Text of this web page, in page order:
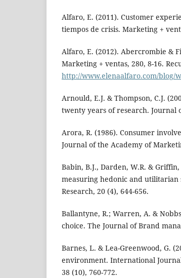
Alfaro, E. (2011). Customer
tiempos de crisis. Marketing +
Alfaro, E. (2012). Abercrombie &
Marketing + ventas, 280, 8-16.
http://www.elenaalfaro.com/blog/
Arnould, E.J. & Thompson, C.J.
twenty years of research. Journal
Arora, R. (1986). Consumer
Journal of the Academy of
Babin, B.J., Darden, W.R. &
measuring hedonic and utilitarian
Research, 20 (4), 644-656.
Ballantyne, R.; Warren, A. &
choice. The Journal of Brand
Barnes, L. & Lea-Greenwood, G.
environment. International
38 (10), 760-772.